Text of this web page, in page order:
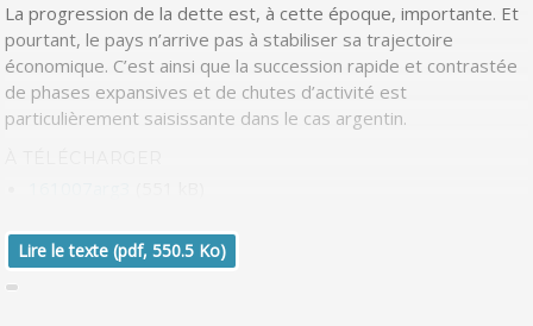
La progression de la dette est, à cette époque, importante. Et
pourtant, le pays n’arrive pas à stabiliser sa trajectoire
économique. C’est ainsi que la succession rapide et contrastée
de phases expansives et de chutes d’activité est
particulièrement saisissante dans le cas argentin.
Lire le texte (pdf, 550.5 Ko)